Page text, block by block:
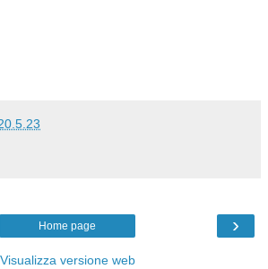
›
Home page
Visualizza versione web